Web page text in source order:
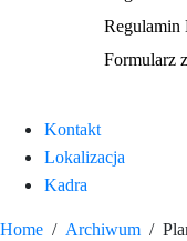
Regulamin
Formularz
Kontakt
Lokalizacja
Kadra
Home Archiwum